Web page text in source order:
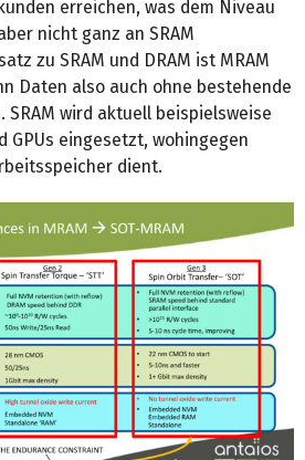
erreichen, was dem Niveau
nicht ganz an SRAM
zu SRAM und DRAM ist MRAM
Daten also auch ohne bestehende
wird aktuell beispielsweise
GPUs eingesetzt, wohingegen
dient.